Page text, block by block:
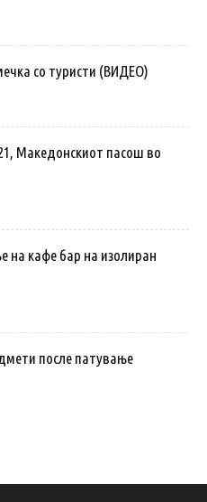
со туристи (ВИДЕО)
Македонскиот пасош во
на кафе бар на изолиран
после патување